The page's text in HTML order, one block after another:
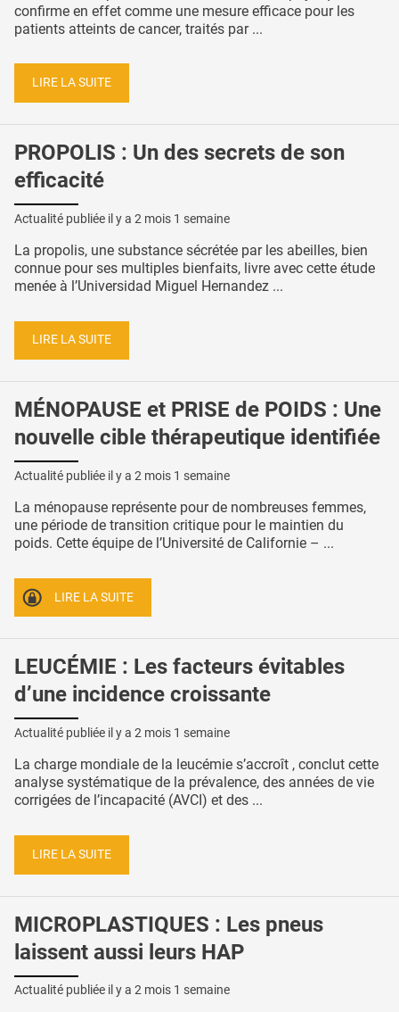
confirme en effet comme une mesure efficace pour les
patients atteints de cancer, traités par ...
LIRE LA SUITE
PROPOLIS : Un des secrets de son
efficacité
Actualité publiée il y a 2 mois 1 semaine
La propolis, une substance sécrétée par les abeilles, bien
connue pour ses multiples bienfaits, livre avec cette étude
menée à l’Universidad Miguel Hernandez ...
LIRE LA SUITE
MÉNOPAUSE et PRISE de POIDS : Une
nouvelle cible thérapeutique identifiée
Actualité publiée il y a 2 mois 1 semaine
La ménopause représente pour de nombreuses femmes,
une période de transition critique pour le maintien du
poids. Cette équipe de l’Université de Californie – ...
LIRE LA SUITE
LEUCÉMIE : Les facteurs évitables
d’une incidence croissante
Actualité publiée il y a 2 mois 1 semaine
La charge mondiale de la leucémie s’accroît , conclut cette
analyse systématique de la prévalence, des années de vie
corrigées de l’incapacité (AVCI) et des ...
LIRE LA SUITE
MICROPLASTIQUES : Les pneus
laissent aussi leurs HAP
Actualité publiée il y a 2 mois 1 semaine